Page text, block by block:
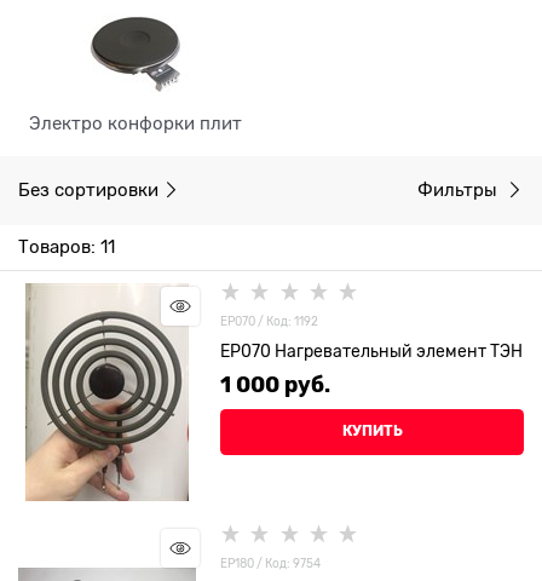
Электро конфорки плит
Без сортировки Фильтры
Товаров: 11
ЕР070 / Код: 1192
ЕР070 Нагревательный элемент ТЭН
1 000 руб.
КУПИТЬ
EP180 / Код: 9754